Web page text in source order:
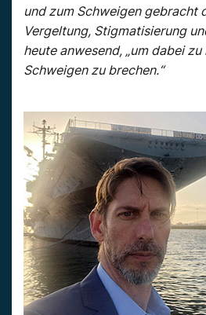
und zum Schweigen gebracht
Vergeltung, Stigmatisierung
heute anwesend, „um dabei
Schweigen zu brechen.“